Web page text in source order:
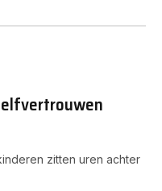
zitten uren achter